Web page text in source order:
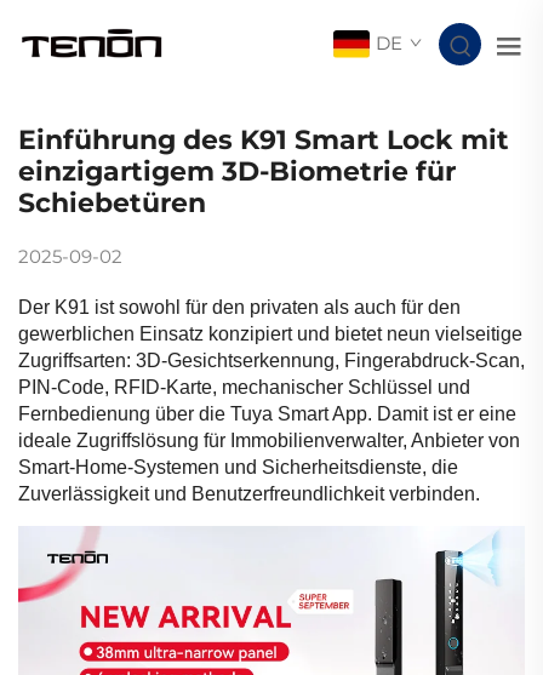
DE
Einführung des K91 Smart Lock mit
einzigartigem 3D-Biometrie für
Schiebetüren
2025-09-02
Der K91 ist sowohl für den privaten als auch für den
gewerblichen Einsatz konzipiert und bietet neun vielseitige
Zugriffsarten: 3D-Gesichtserkennung, Fingerabdruck-Scan,
PIN-Code, RFID-Karte, mechanischer Schlüssel und
Fernbedienung über die Tuya Smart App. Damit ist er eine
ideale Zugriffslösung für Immobilienverwalter, Anbieter von
Smart-Home-Systemen und Sicherheitsdienste, die
Zuverlässigkeit und Benutzerfreundlichkeit verbinden.